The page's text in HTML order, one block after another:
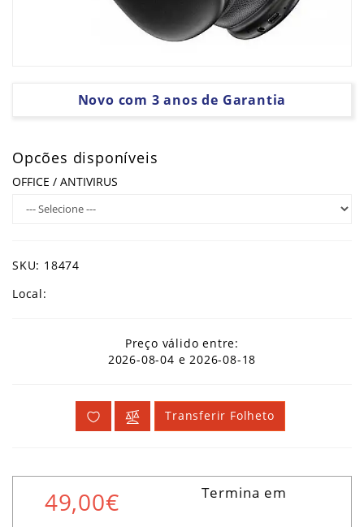
Novo com 3 anos de Garantia
Opcões disponíveis
OFFICE / ANTIVIRUS
SKU: 18474
Local:
Preço válido entre:
2026-08-04 e 2026-08-18
Transferir Folheto
49,00€ Termina em